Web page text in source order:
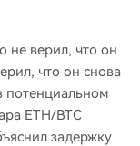
не верил, что он
что он снова
потенциальном
ETH/BTC
задержку